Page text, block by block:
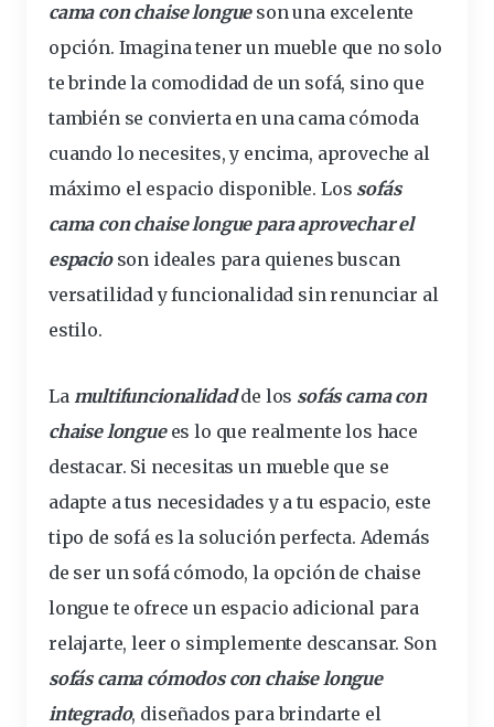
camaconchaiselongueson una excelente
opción. Imagina tener un mueble que no solo
te brinde la comodidad de un sofá, sino que
también se convierta en una cama cómoda
cuando lo necesites, y encima, aproveche al
máximo el espacio disponible. Los sofás
cama con chaise longue para aprovechar el
espacioson ideales para quienes buscan
versatilidad yfuncionalidad sin renunciar al
estilo.
La multifuncionalidadde los sofás cama con
chaise longuees lo que realmente los hace
destacar. Si necesitas un mueble que se
adapte a tus necesidades y a tu espacio, este
tipo de sofá es la solución perfecta. Además
de ser un sofá cómodo, la opción de chaise
longue te ofrece un espacio adicional para
relajarte, leer o simplemente descansar. Son
sofás cama cómodos con chaise longue
integrado, diseñados para brindarte el